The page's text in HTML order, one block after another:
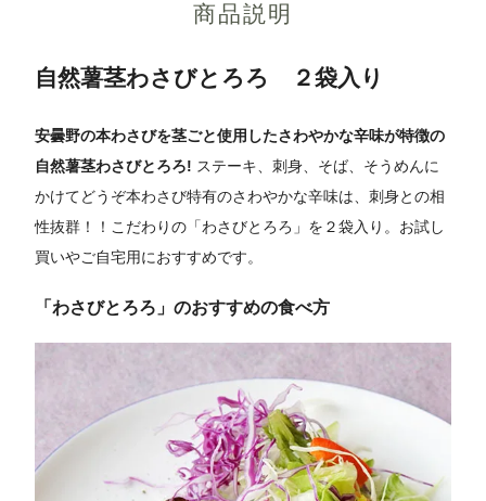
商品説明
自然薯茎わさびとろろ ２袋入り
安曇野の本わさびを茎ごと使用したさわやかな辛味が特徴の
自然薯茎わさびとろろ! ステーキ、刺身、そば、そうめんに
かけてどうぞ本わさび特有のさわやかな辛味は、刺身との相
性抜群！！こだわりの「わさびとろろ」を２袋入り。お試し
買いやご自宅用におすすめです。
「わさびとろろ」のおすすめの食べ方